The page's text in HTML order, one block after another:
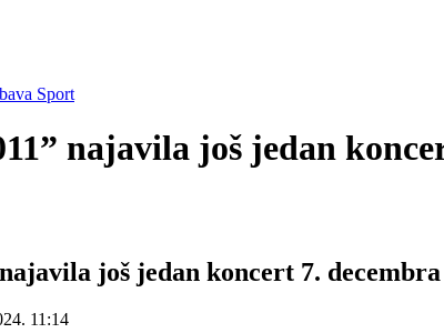
Sport
najavila još jedan
još jedan koncert 7.
11:14